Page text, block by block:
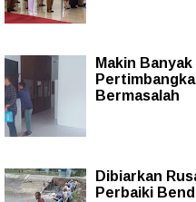
Makin
Bermasalah
Dibiarkan
Perbaiki